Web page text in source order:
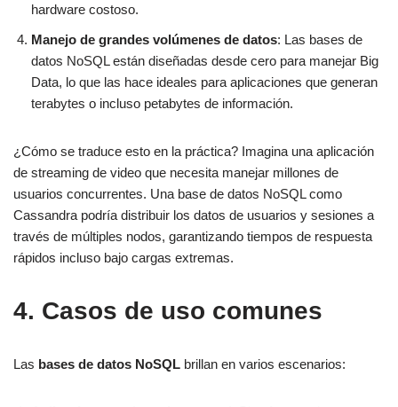
hardware costoso.
Manejo de grandes volúmenes de datos: Las bases de
datos NoSQL están diseñadas desde cero para manejar Big
Data, lo que las hace ideales para aplicaciones que generan
terabytes o incluso petabytes de información.
¿Cómo se traduce esto en la práctica? Imagina una aplicación
de streaming de video que necesita manejar millones de
usuarios concurrentes. Una base de datos NoSQL como
Cassandra podría distribuir los datos de usuarios y sesiones a
través de múltiples nodos, garantizando tiempos de respuesta
rápidos incluso bajo cargas extremas.
4. Casos de uso comunes
Las bases de datos NoSQL brillan en varios escenarios: